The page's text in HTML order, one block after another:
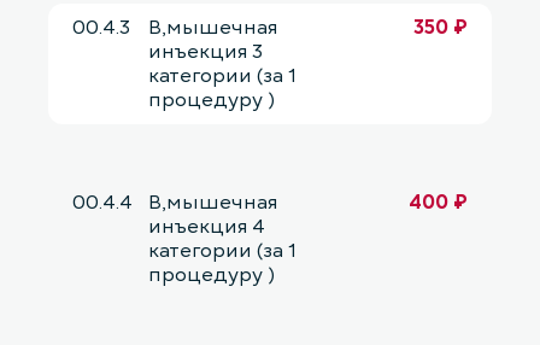
00.4.3
В,мышечная
инъекция 3
категории (за 1
процедуру )
350 ₽
00.4.4
В,мышечная
инъекция 4
категории (за 1
процедуру )
400 ₽